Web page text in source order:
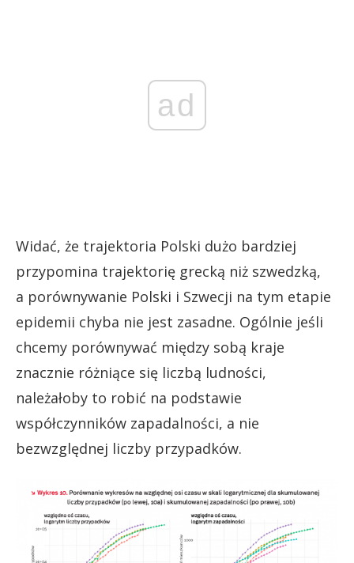
ad
Widać, że trajektoria Polski dużo bardziej
przypomina trajektorię grecką niż szwedzką,
a porównywanie Polski i Szwecji na tym etapie
epidemii chyba nie jest zasadne. Ogólnie jeśli
chcemy porównywać między sobą kraje
znacznie różniące się liczbą ludności,
należałoby to robić na podstawie
współczynników zapadalności, a nie
bezwzględnej liczby przypadków.